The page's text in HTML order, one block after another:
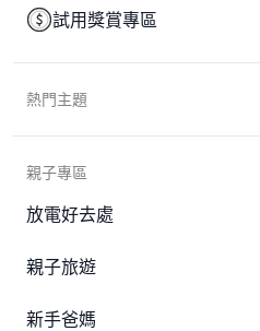
試用獎賞專區
熱門主題
親子專區
放電好去處
親子旅遊
新手爸媽